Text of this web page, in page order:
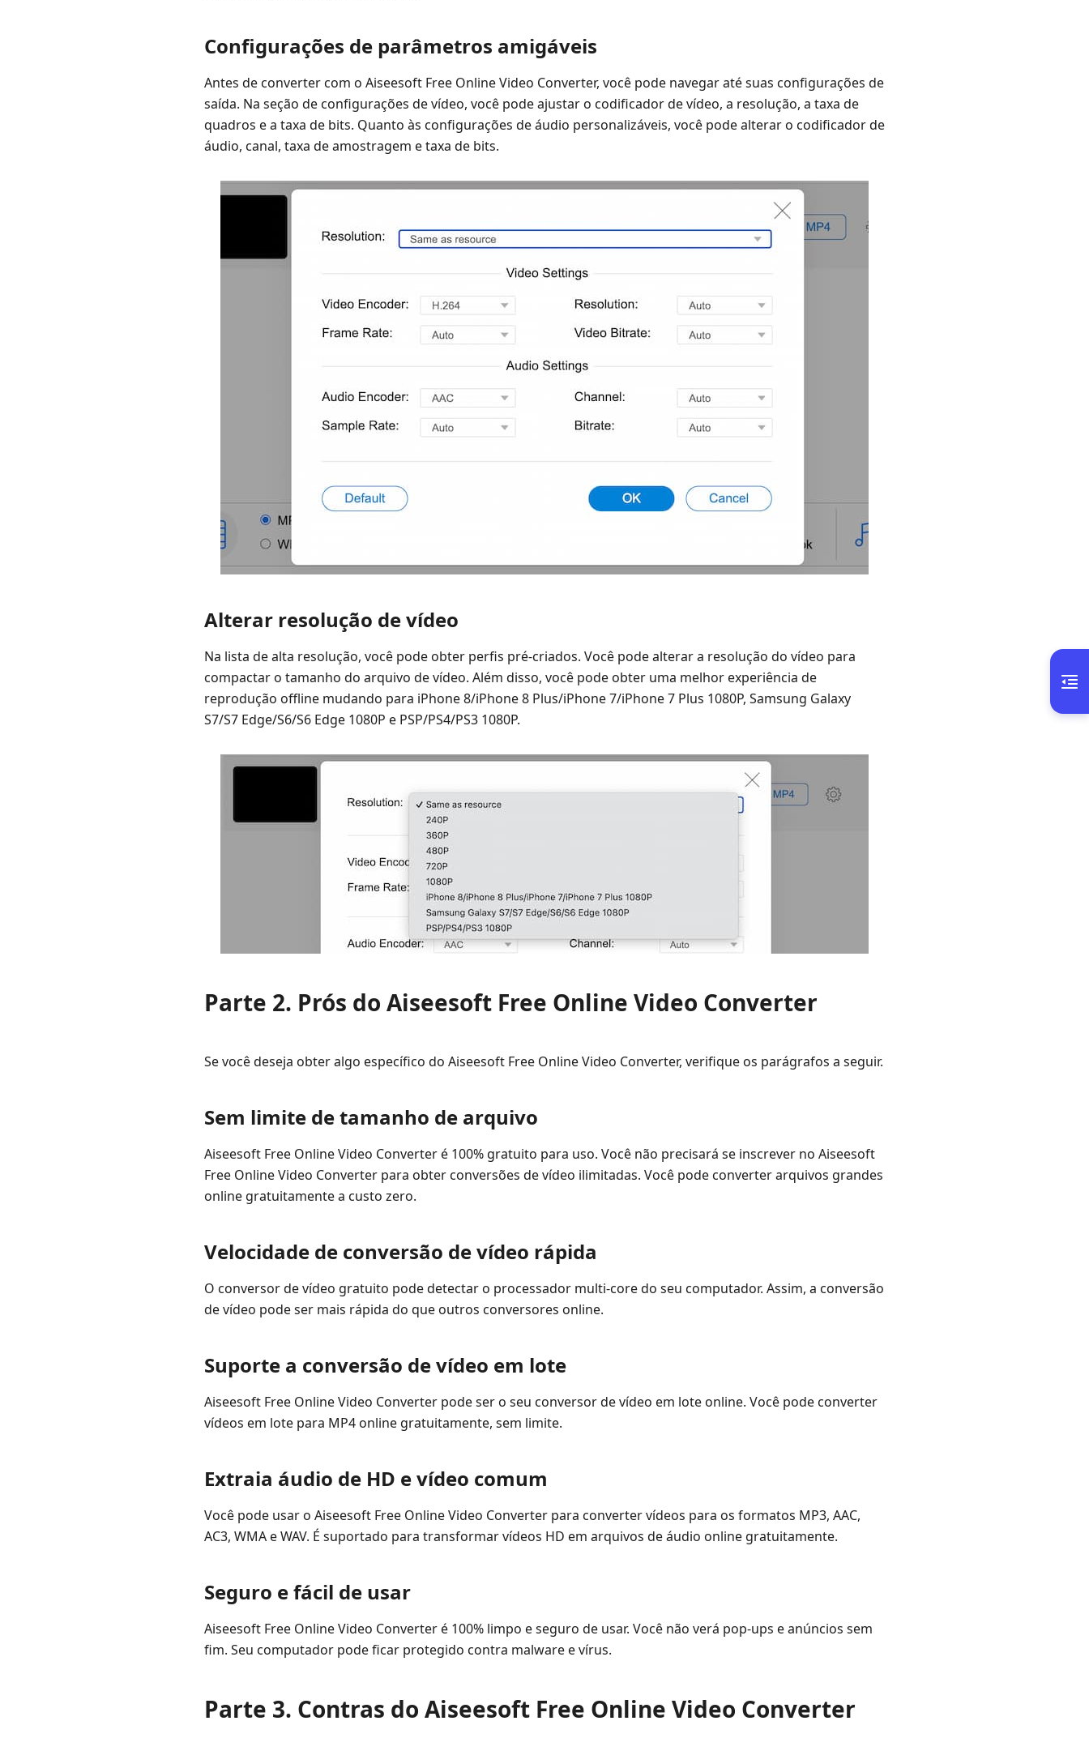
Configurações de parâmetros amigáveis
Antes de converter com o Aiseesoft Free Online Video Converter, você pode navegar até suas configurações de
saída. Na seção de configurações de vídeo, você pode ajustar o codificador de vídeo, a resolução, a taxa de
quadros e a taxa de bits. Quanto às configurações de áudio personalizáveis, você pode alterar o codificador de
áudio, canal, taxa de amostragem e taxa de bits.
Alterar resolução de vídeo
Na lista de alta resolução, você pode obter perfis pré-criados. Você pode alterar a resolução do vídeo para
compactar o tamanho do arquivo de vídeo. Além disso, você pode obter uma melhor experiência de
reprodução offline mudando para iPhone 8/iPhone 8 Plus/iPhone 7/iPhone 7 Plus 1080P, Samsung Galaxy
S7/S7 Edge/S6/S6 Edge 1080P e PSP/PS4/PS3 1080P.
Parte 2. Prós do Aiseesoft Free Online Video Converter
Se você deseja obter algo específico do Aiseesoft Free Online Video Converter, verifique os parágrafos a seguir.
Sem limite de tamanho de arquivo
Aiseesoft Free Online Video Converter é 100% gratuito para uso. Você não precisará se inscrever no Aiseesoft
Free Online Video Converter para obter conversões de vídeo ilimitadas. Você pode converter arquivos grandes
online gratuitamente a custo zero.
Velocidade de conversão de vídeo rápida
O conversor de vídeo gratuito pode detectar o processador multi-core do seu computador. Assim, a conversão
de vídeo pode ser mais rápida do que outros conversores online.
Suporte a conversão de vídeo em lote
Aiseesoft Free Online Video Converter pode ser o seu conversor de vídeo em lote online. Você pode converter
vídeos em lote para MP4 online gratuitamente, sem limite.
Extraia áudio de HD e vídeo comum
Você pode usar o Aiseesoft Free Online Video Converter para converter vídeos para os formatos MP3, AAC,
AC3, WMA e WAV. É suportado para transformar vídeos HD em arquivos de áudio online gratuitamente.
Seguro e fácil de usar
Aiseesoft Free Online Video Converter é 100% limpo e seguro de usar. Você não verá pop-ups e anúncios sem
fim. Seu computador pode ficar protegido contra malware e vírus.
Parte 3. Contras do Aiseesoft Free Online Video Converter